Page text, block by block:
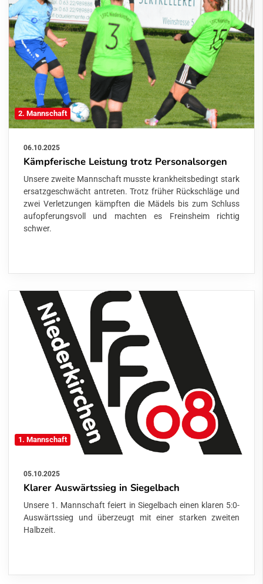
2. Mannschaft
06.10.2025
Kämpferische Leistung trotz Personalsorgen
Unsere zweite Mannschaft musste krankheitsbedingt stark
ersatzgeschwächt antreten. Trotz früher Rückschläge und
zwei Verletzungen kämpften die Mädels bis zum Schluss
aufopferungsvoll und machten es Freinsheim richtig
schwer.
1. Mannschaft
05.10.2025
Klarer Auswärtssieg in Siegelbach
Unsere 1. Mannschaft feiert in Siegelbach einen klaren 5:0-
Auswärtssieg und überzeugt mit einer starken zweiten
Halbzeit.